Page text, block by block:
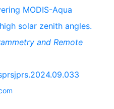
MODIS-Aqua
solar zenith angles.
and Remote